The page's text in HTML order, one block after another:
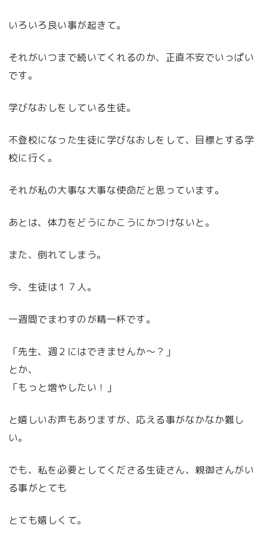
いろいろ良い事が起きて。
それがいつまで続いてくれるのか、正直不安でいっぱい
です。
学びなおしをしている生徒。
不登校になった生徒に学びなおしをして、目標とする学
校に行く。
それが私の大事な大事な使命だと思っています。
あとは、体力をどうにかこうにかつけないと。
また、倒れてしまう。
今、生徒は１７人。
一週間でまわすのが精一杯です。
「先生、週２にはできませんか～？」
とか、
「もっと増やしたい！」
と嬉しいお声もありますが、応える事がなかなか難し
い。
でも、私を必要としてくださる生徒さん、親御さんがい
る事がとても
とても嬉しくて。